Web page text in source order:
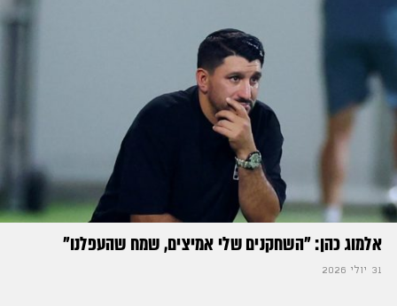
אלמוג כהן: "השחקנים שלי אמיצים, שמח שהעפלנו"
31 יולי 2026